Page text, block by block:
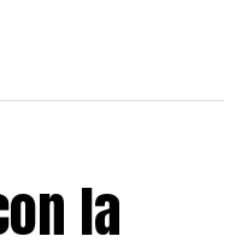
la